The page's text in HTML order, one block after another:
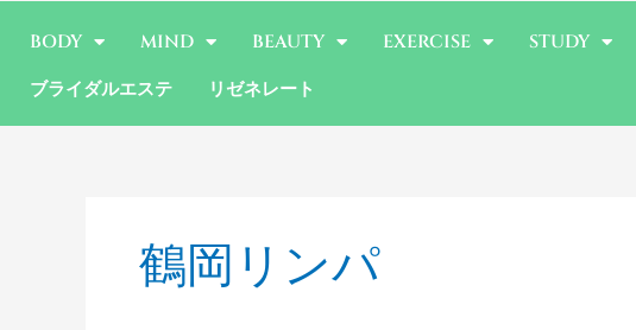
BODY MIND BEAUTY EXERCISE STUDY
ブライダルエステ
リゼネレート
鶴岡リンパ